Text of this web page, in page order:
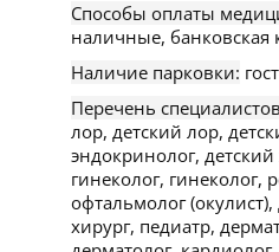
Способы оплаты
наличные, банковская
Наличие парковки:
Перечень
лор, детский лор,
эндокринолог,
гинеколог, гинеколог,
офтальмолог
хирург, педиатр,